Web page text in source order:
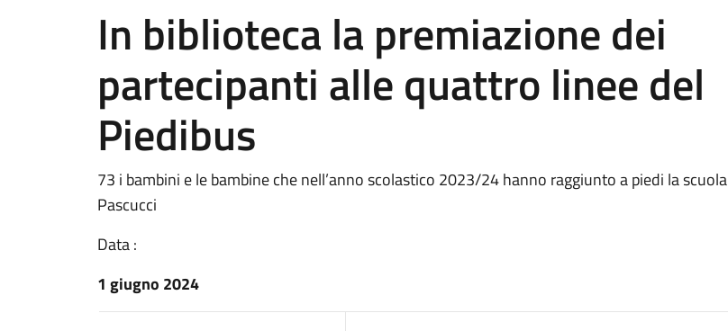
In biblioteca la premiazione dei
partecipanti alle quattro linee del
Piedibus
73 i bambini e le bambine che nell’anno scolastico 2023/24 hanno raggiunto a piedi la scuola
Pascucci
Data :
1 giugno 2024